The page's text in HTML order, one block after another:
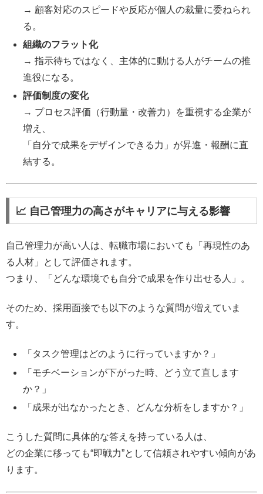
→ 顧客対応のスピードや反応が個人の裁量に委ねられ
る。
組織のフラット化
→ 指示待ちではなく、主体的に動ける人がチームの推
進役になる。
評価制度の変化
→ プロセス評価（行動量・改善力）を重視する企業が
増え、
「自分で成果をデザインできる力」が昇進・報酬に直
結する。
📈 自己管理力の高さがキャリアに与える影響
自己管理力が高い人は、転職市場においても「再現性のあ
る人材」として評価されます。
つまり、「どんな環境でも自分で成果を作り出せる人」。
そのため、採用面接でも以下のような質問が増えていま
す。
「タスク管理はどのように行っていますか？」
「モチベーションが下がった時、どう立て直します
か？」
「成果が出なかったとき、どんな分析をしますか？」
こうした質問に具体的な答えを持っている人は、
どの企業に移っても“即戦力”として信頼されやすい傾向があ
ります。